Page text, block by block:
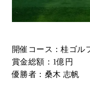
開催コース：桂ゴル
賞金総額：1億円
優勝者：桑木 志帆